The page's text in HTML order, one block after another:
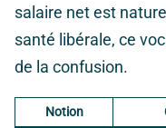
salaire net est
santé libérale, ce
de la confusion.
Notion